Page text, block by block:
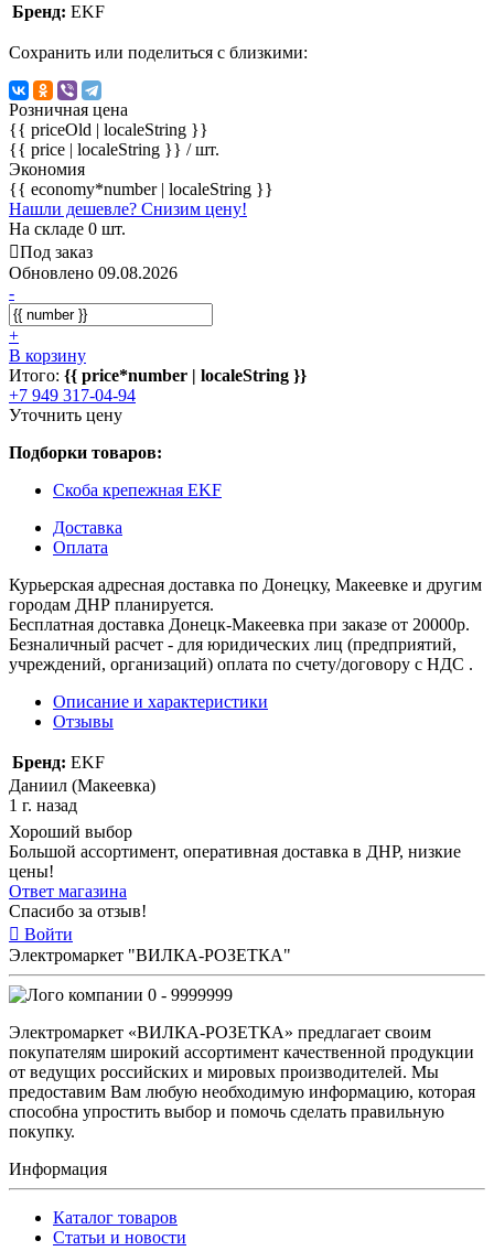
Бренд: EKF
Сохранить или поделиться с близкими:
Розничная цена
{{ priceOld | localeString }}
{{ price | localeString }} / шт.
Экономия
{{ economy*number | localeString }}
Нашли дешевле? Снизим цену!
На складе 0 шт.
Под заказ
Обновлено 09.08.2026
-
+
В корзину
Итого: {{ price*number | localeString }}
+7 949 317-04-94
Уточнить цену
Подборки товаров:
Скоба крепежная EKF
Доставка
Оплата
Курьерская адресная доставка по Донецку, Макеевке и другим
городам ДНР планируется.
Бесплатная доставка Донецк-Макеевка при заказе от 20000р.
Безналичный расчет - для юридических лиц (предприятий,
учреждений, организаций) оплата по счету/договору с НДС .
Описание и характеристики
Отзывы
Бренд: EKF
Даниил (Макеевка)
1 г. назад
Хороший выбор
Большой ассортимент, оперативная доставка в ДНР, низкие
цены!
Ответ магазина
Спасибо за отзыв!
Войти
Электромаркет "ВИЛКА-РОЗЕТКА"
0 - 9999999
Электромаркет «ВИЛКА-РОЗЕТКА» предлагает своим
покупателям широкий ассортимент качественной продукции
от ведущих российских и мировых производителей. Мы
предоставим Вам любую необходимую информацию, которая
способна упростить выбор и помочь сделать правильную
покупку.
Информация
Каталог товаров
Статьи и новости